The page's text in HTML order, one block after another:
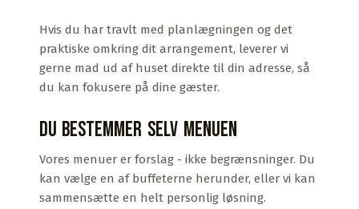
Hvis du har travlt med planlægningen og det
praktiske omkring dit arrangement, leverer vi
gerne mad ud af huset direkte til din adresse, så
du kan fokusere på dine gæster.
Du bestemmer selv menuen
Vores menuer er forslag - ikke begrænsninger. Du
kan vælge en af buffeterne herunder, eller vi kan
sammensætte en helt personlig løsning.